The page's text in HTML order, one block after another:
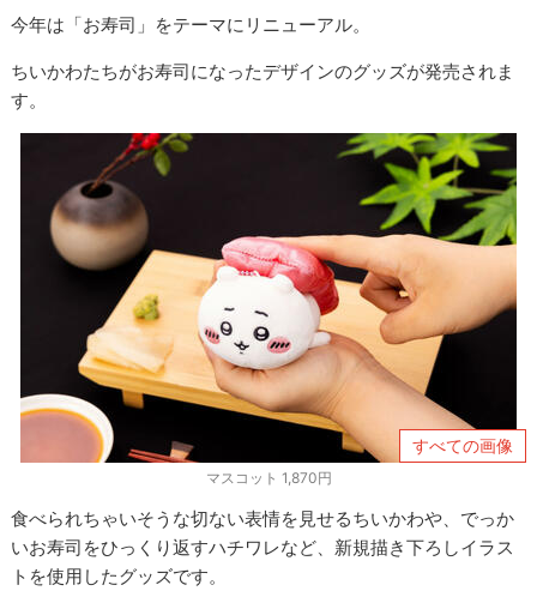
今年は「お寿司」をテーマにリニューアル。
ちいかわたちがお寿司になったデザインのグッズが発売されま
す。
すべての画像
マスコット 1,870円
食べられちゃいそうな切ない表情を見せるちいかわや、でっか
いお寿司をひっくり返すハチワレなど、新規描き下ろしイラス
トを使用したグッズです。